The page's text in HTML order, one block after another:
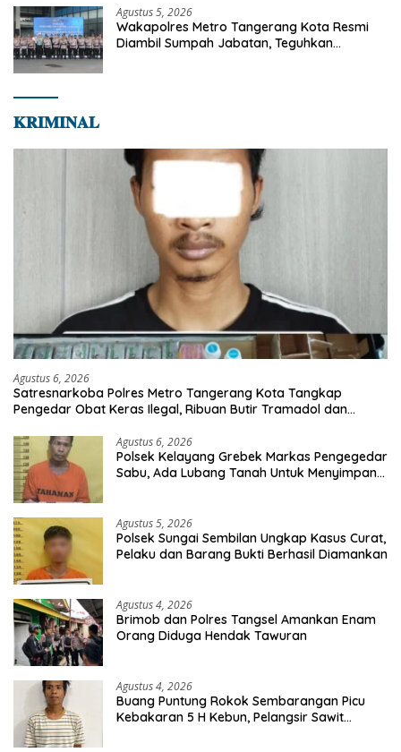
Agustus 5, 2026
Wakapolres Metro Tangerang Kota Resmi
Diambil Sumpah Jabatan, Teguhkan
𝐊𝐑𝐈𝐌𝐈𝐍𝐀𝐋
Agustus 6, 2026
Satresnarkoba Polres Metro Tangerang Kota Tangkap
Pengedar Obat Keras Ilegal, Ribuan Butir Tramadol dan
Agustus 6, 2026
Polsek Kelayang Grebek Markas Pengegedar
Sabu, Ada Lubang Tanah Untuk Menyimpan
Agustus 5, 2026
Polsek Sungai Sembilan Ungkap Kasus Curat,
Pelaku dan Barang Bukti Berhasil Diamankan
Agustus 4, 2026
Brimob dan Polres Tangsel Amankan Enam
Orang Diduga Hendak Tawuran
Agustus 4, 2026
Buang Puntung Rokok Sembarangan Picu
Kebakaran 5 H Kebun, Pelangsir Sawit